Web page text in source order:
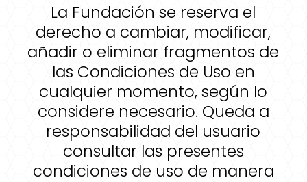
La Fundación se reserva el
derecho a cambiar, modificar,
añadir o eliminar fragmentos de
las Condiciones de Uso en
cualquier momento, según lo
considere necesario. Queda a
responsabilidad del usuario
consultar las presentes
condiciones de uso de manera